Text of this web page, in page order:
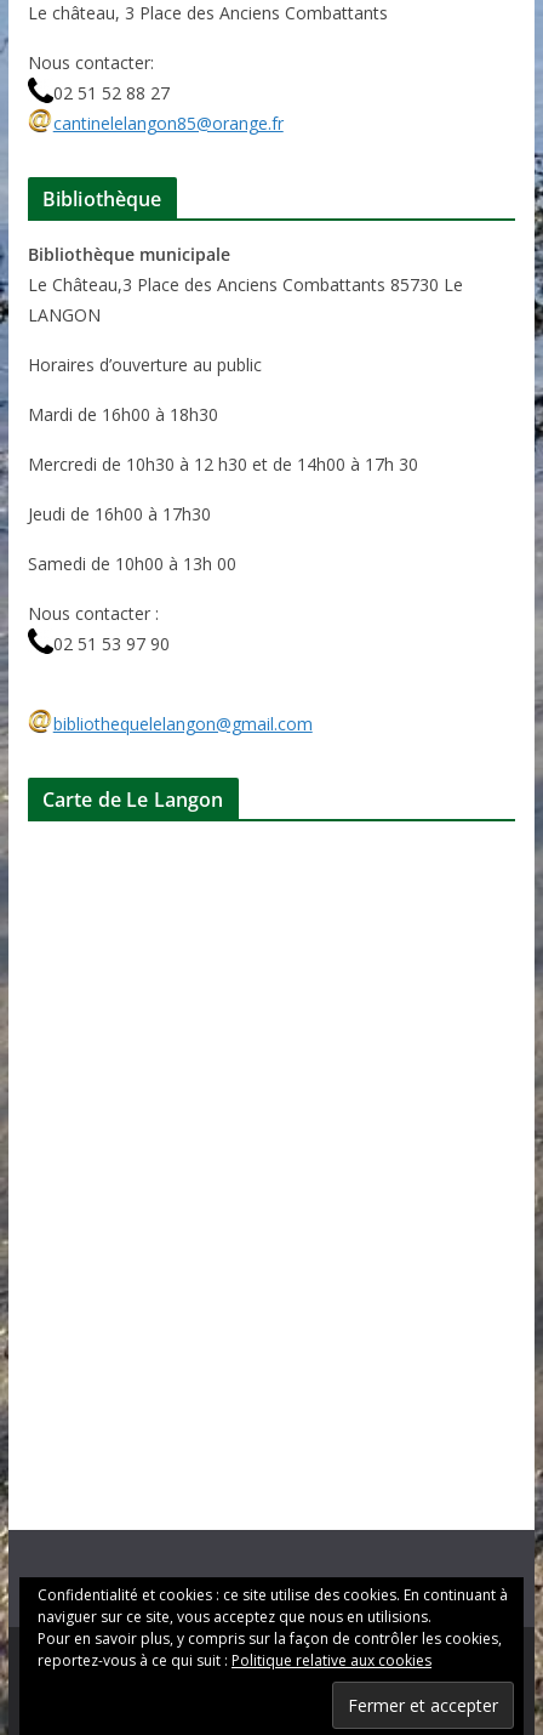
Le château, 3 Place des Anciens Combattants
Nous contacter:
02 51 52 88 27
cantinelelangon85@orange.fr
Bibliothèque
Bibliothèque municipale
Le Château,3 Place des Anciens Combattants 85730 Le
LANGON
Horaires d’ouverture au public
Mardi de 16h00 à 18h30
Mercredi de 10h30 à 12 h30 et de 14h00 à 17h 30
Jeudi de 16h00 à 17h30
Samedi de 10h00 à 13h 00
Nous contacter :
02 51 53 97 90
bibliothequelelangon@gmail.com
Carte de Le Langon
. Tous droits réservés.
par ThemeGrill. Propulsé parWordPress.
Confidentialité et cookies : ce site utilise des cookies. En continuant à
naviguer sur ce site, vous acceptez que nous en utilisions.
Pour en savoir plus, y compris sur la façon de contrôler les cookies,
reportez-vous à ce qui suit : Politique relative aux cookies